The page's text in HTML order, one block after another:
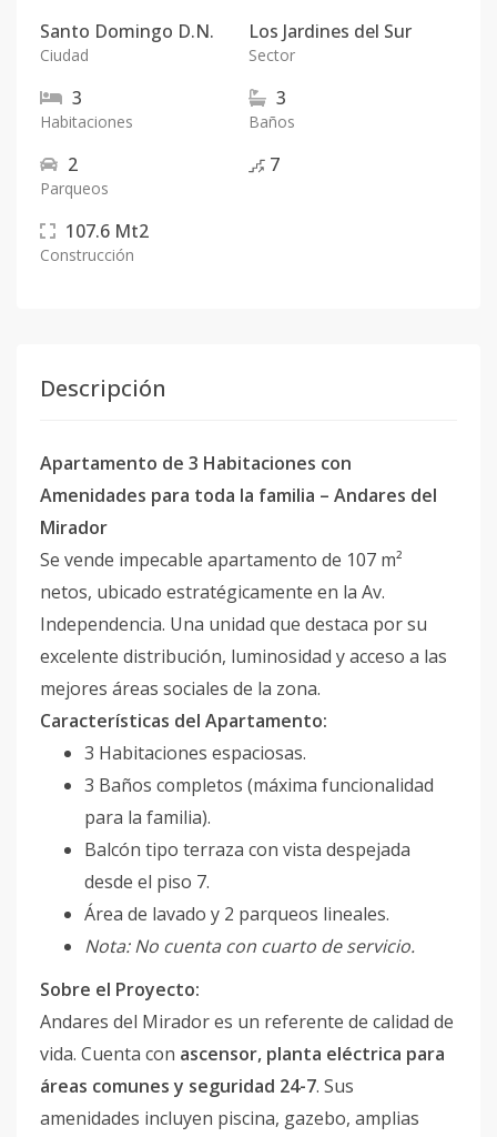
Santo Domingo D.N.
Ciudad
Los Jardines del Sur
Sector
3
Habitaciones
3
Baños
2
Parqueos
7
107.6 Mt2
Construcción
Descripción
Apartamento de 3 Habitaciones con
Amenidades para toda la familia – Andares del
Mirador
Se vende impecable apartamento de 107 m²
netos, ubicado estratégicamente en la Av.
Independencia. Una unidad que destaca por su
excelente distribución, luminosidad y acceso a las
mejores áreas sociales de la zona.
Características del Apartamento:
3 Habitaciones espaciosas.
3 Baños completos (máxima funcionalidad
para la familia).
Balcón tipo terraza con vista despejada
desde el piso 7.
Área de lavado y 2 parqueos lineales.
Nota: No cuenta con cuarto de servicio.
Sobre el Proyecto:
Andares del Mirador es un referente de calidad de
vida. Cuenta con ascensor, planta eléctrica para
áreas comunes y seguridad 24-7. Sus
amenidades incluyen piscina, gazebo, amplias